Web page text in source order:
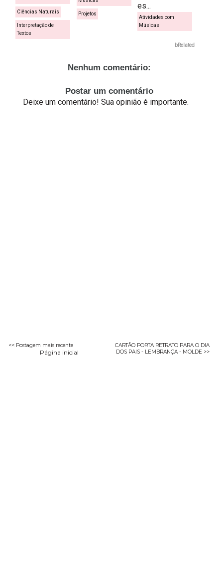
Ciências Naturais
Interpretação de
Textos
Projetos
es...
Atividades com
Músicas
bRelated
Nenhum comentário:
Postar um comentário
Deixe um comentário! Sua opinião é importante.
<< Postagem mais recente
CARTÃO PORTA RETRATO PARA O DIA
DOS PAIS - LEMBRANÇA - MOLDE >>
Página inicial